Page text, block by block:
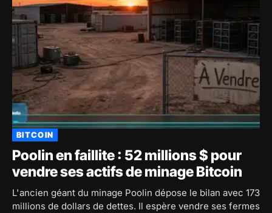
BITCOIN
Poolin en faillite : 52 millions $ pour
vendre ses actifs de minage Bitcoin
L'ancien géant du minage Poolin dépose le bilan avec 173
millions de dollars de dettes. Il espère vendre ses fermes